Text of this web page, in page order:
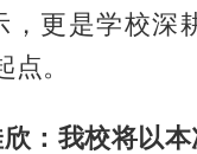
更是学校深
。
： 我校将以